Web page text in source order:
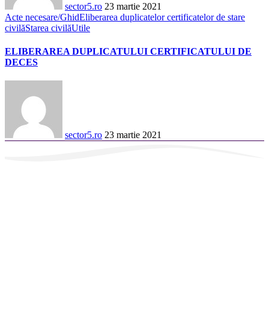
sector5.ro 23 martie 2021
Acte necesare/GhidEliberarea duplicatelor certificatelor de stare
civilăStarea civilăUtile
ELIBERAREA DUPLICATULUI CERTIFICATULUI DE
DECES
sector5.ro 23 martie 2021